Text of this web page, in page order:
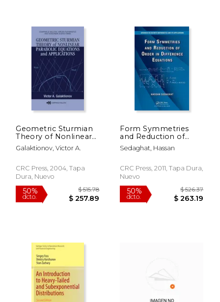
6%
dcto. $ 184.47
50%
dcto.
Geometric Sturmian
Theory of Nonlinear
Parabolic Equations
and Applications (en
Galaktionov, Victor A.
CRC Press, 2004, Tapa
Dura, Nuevo
Form Symmetries
and Reduction of
Order in Difference
Equations (en Inglés)
Sedaghat, Hassan
CRC Press, 2011, Tapa Dura,
Nuevo